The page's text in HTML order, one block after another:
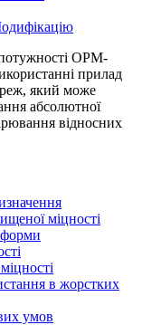
OPM-
прилад
який може
абсолютної
відносних
міцності
в жорстких
умов